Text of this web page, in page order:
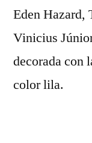
Eden Hazard,
Vinicius
decorada con
color lila.